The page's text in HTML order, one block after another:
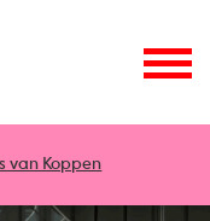
van Koppen